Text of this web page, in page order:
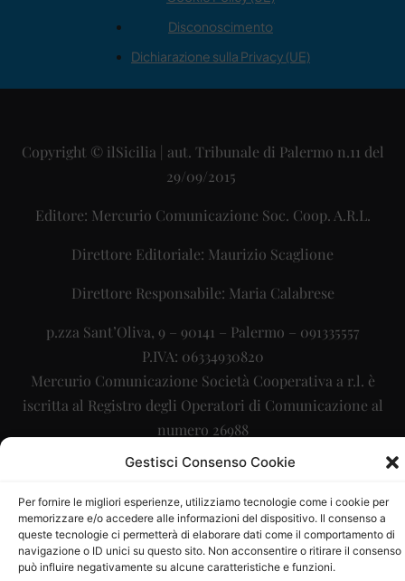
Gestisci Consenso Cookie
Per fornire le migliori esperienze, utilizziamo tecnologie come i cookie per
memorizzare e/o accedere alle informazioni del dispositivo. Il consenso a
queste tecnologie ci permetterà di elaborare dati come il comportamento di
navigazione o ID unici su questo sito. Non acconsentire o ritirare il consenso
può influire negativamente su alcune caratteristiche e funzioni.
Disconoscimento
Dichiarazione sulla Privacy (UE)
Copyright © ilSicilia | aut. Tribunale di Palermo n.11 del
29/09/2015
Editore: Mercurio Comunicazione Soc. Coop. A.R.L.
Direttore Editoriale: Maurizio Scaglione
Direttore Responsabile: Maria Calabrese
p.zza Sant’Oliva, 9 – 90141 – Palermo – 091335557
P.IVA: 06334930820
Mercurio Comunicazione Società Cooperativa a r.l. è
iscritta al Registro degli Operatori di Comunicazione al
numero 26988
Sito gestito daLa Digitale srl–info@ladigitale.it